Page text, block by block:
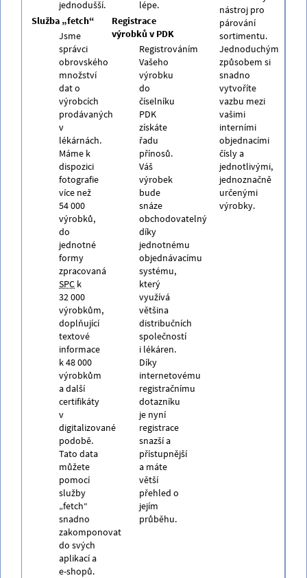
jednodušší.
Služba „fetch“
Jsme
správci
obrovského
množství
dat o
výrobcích
prodávaných
v
lékárnách.
Máme k
dispozici
fotografie
více než
54 000
výrobků,
do
jednotné
formy
zpracovaná
SPC k
32 000
výrobkům,
doplňující
textové
informace
k 48 000
výrobkům
a další
certifikáty
v
digitalizované
podobě.
Tato data
můžete
pomocí
služby
„fetch“
snadno
zakomponovat
do svých
aplikací a
e-shopů.
lépe.
Registrace
výrobků v PDK
Registrováním
Vašeho
výrobku
do
číselníku
PDK
získáte
řadu
přínosů.
Váš
výrobek
bude
snáze
obchodovatelný
díky
jednotnému
objednávacímu
systému,
který
využívá
většina
distribučních
společností
i lékáren.
Díky
internetovému
registračnímu
dotazníku
je nyní
registrace
snazší a
přístupnější
a máte
větší
přehled o
jejím
průběhu.
nástroj pro
párování
sortimentu.
Jednoduchým
způsobem si
snadno
vytvoříte
vazbu mezi
vašimi
interními
objednacími
čísly a
jednotlivými,
jednoznačně
určenými
výrobky.